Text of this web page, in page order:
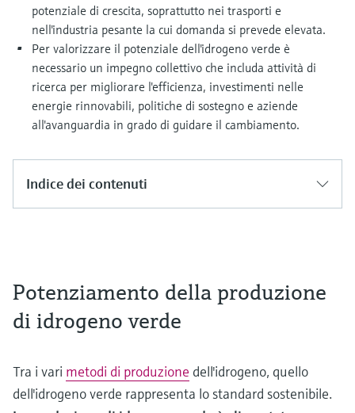
potenziale di crescita, soprattutto nei trasporti e
nell'industria pesante la cui domanda si prevede elevata.
Per valorizzare il potenziale dell'idrogeno verde è
necessario un impegno collettivo che includa attività di
ricerca per migliorare l'efficienza, investimenti nelle
energie rinnovabili, politiche di sostegno e aziende
all'avanguardia in grado di guidare il cambiamento.
Indice dei contenuti
Potenziamento della produzione
di idrogeno verde
Tra i vari metodi di produzione dell'idrogeno, quello
dell'idrogeno verde rappresenta lo standard sostenibile.